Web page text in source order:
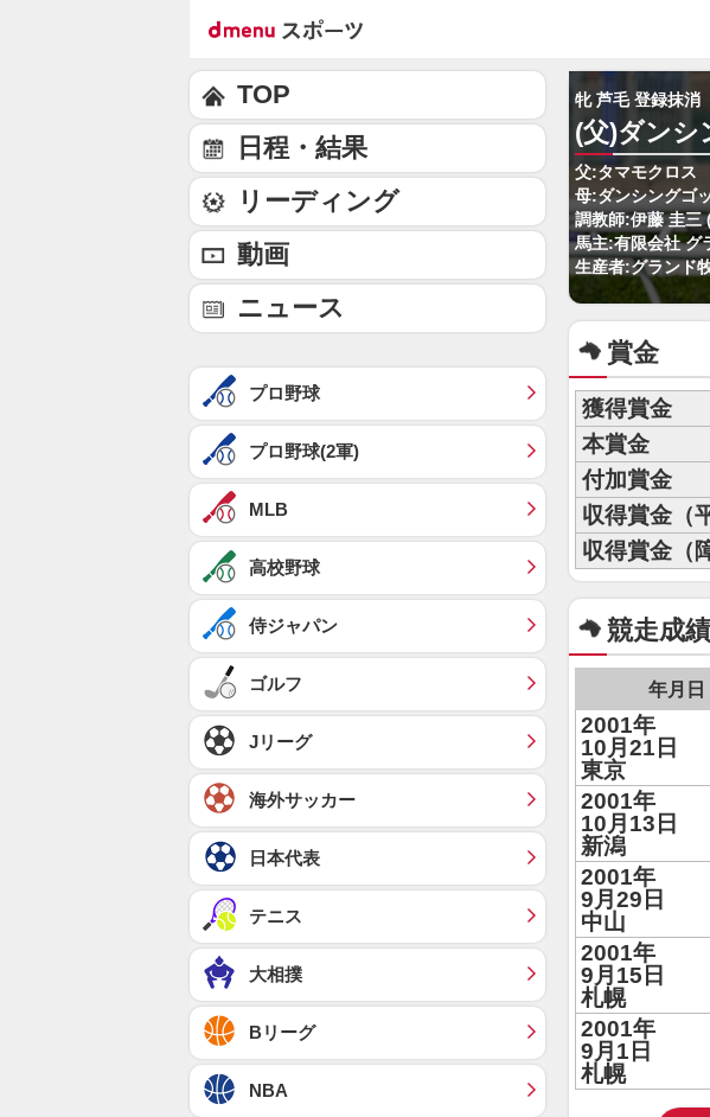
牝 芦毛 登録抹消
(父)ダンシ
父:タマモクロス
母:ダンシングゴ
調教師:伊藤 圭三
馬主:有限会社 グ
生産者:グランド
賞金
獲得賞金
本賞金
付加賞金
収得賞金（
収得賞金（
競走成績
年月日
2001年
10月21日
東京
2001年
10月13日
新潟
2001年
9月29日
中山
2001年
9月15日
札幌
2001年
9月1日
札幌
TOP
日程・結果
リーディング
動画
ニュース
プロ野球
プロ野球(2軍)
MLB
高校野球
侍ジャパン
ゴルフ
Jリーグ
海外サッカー
日本代表
テニス
大相撲
Bリーグ
NBA